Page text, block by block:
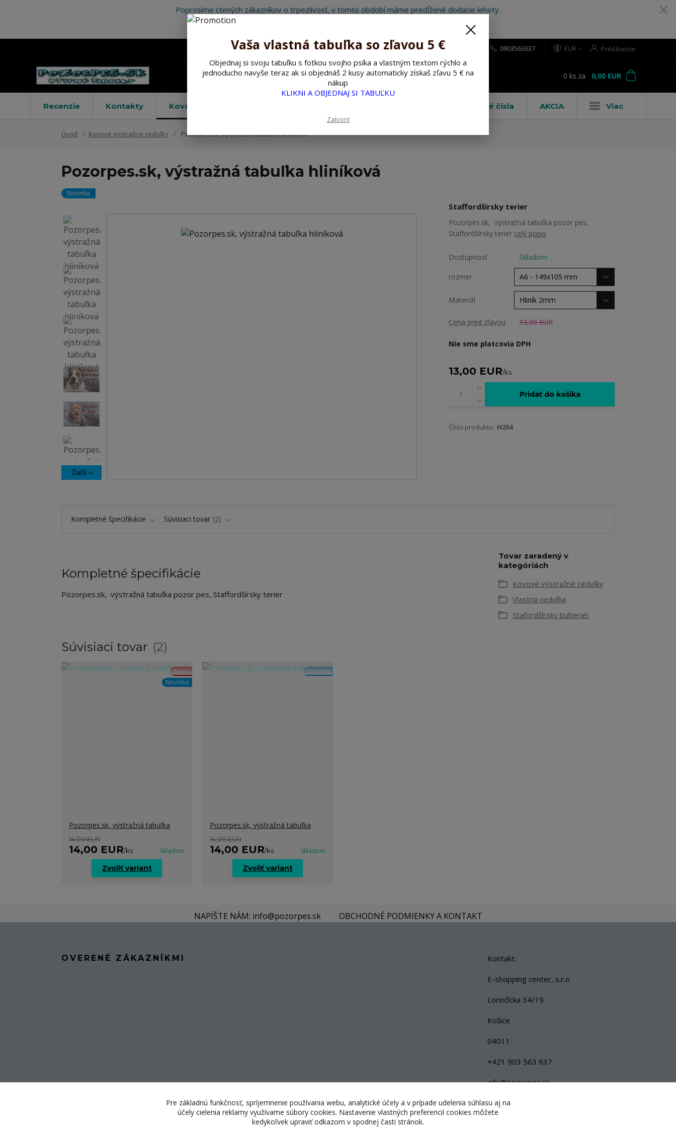
Poprosíme ctených zákazníkov o trpezlivosť, v tomto období máme predĺžené dodacie lehoty.
EUR Prihlásenie
Hľadať
0903563637
0 ks za 0,00 EUR
Recenzie Kontakty Kovové výstražné ceduľky Domové čísla AKCIA Viac
Úvod Kovové výstražné ceduľky Pozorpes.sk, výstražná tabuľka hliníková
Pozorpes.sk, výstražná tabuľka hliníková
Novinka
Ďalší
Staffordšírsky terier
Pozorpes.sk, výstražná tabuľka pozor pes,
Staffordšírsky terier celý popis
Dostupnosť Skladom
rozmer
Materiál
Cena pred zľavou 13,00 EUR
Nie sme platcovia DPH
13,00 EUR/ks
Pridať do košíka
Číslo produktu: H254
Kompletné špecifikácie Súvisiaci tovar 2
Kompletné špecifikácie
Pozorpes.sk, výstražná tabuľka pozor pes, Staffordšírsky terier
Tovar zaradený v
kategóriách
Kovové výstražné ceduľky
Vlastná ceduľka
Stafordšírsky bulteriér
Súvisiaci tovar 2
Akcia
Novinka
Pozorpes.sk, výstražná tabuľka
14,00 EUR
14,00 EUR/ks Skladom
Zvoliť variant
Novinka
Pozorpes.sk, výstražná tabuľka
14,00 EUR
14,00 EUR/ks Skladom
Zvoliť variant
NAPÍŠTE NÁM: info@pozorpes.sk OBCHODNÉ PODMIENKY A KONTAKT
OVERENÉ ZÁKAZNÍKMI Kontakt:
E-shopping center, s.r.o
Lorinčícka 34/19
Košice
04011
+421 903 563 637
info@pozorpes.sk
Vaša vlastná tabuľka so zľavou 5 €
Objednaj si svoju tabuľku s fotkou svojho psíka a vlastným textom rýchlo a
jednoducho navyše teraz ak si objednáš 2 kusy automaticky získaš zľavu 5 € na
nákup
KLIKNI A OBJEDNAJ SI TABUĽKU
Zatvoriť
Pre základnú funkčnosť, spríjemnenie používania webu, analytické účely a v prípade udelenia súhlasu aj na
účely cielenia reklamy využívame súbory cookies. Nastavenie vlastných preferencií cookies môžete
kedykoľvek upraviť odkazom v spodnej časti stránok.